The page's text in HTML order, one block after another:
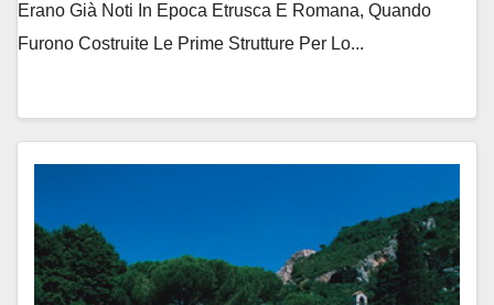
Erano Già Noti In Epoca Etrusca E Romana, Quando
Furono Costruite Le Prime Strutture Per Lo...